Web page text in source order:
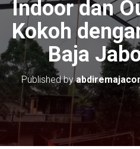
Indoor dan
Kokoh
Baja
Published by